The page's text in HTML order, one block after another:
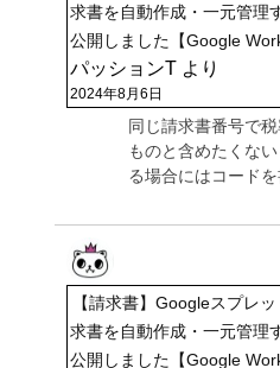
求書を自動作成・一元管理
公開しました【Google
パッションT より
2024年8月6日
同じ請求書番号で
ものと含めたくな
る場合にはコードを
【請求書】Googleスプレ
求書を自動作成・一元管理
公開しました【Google